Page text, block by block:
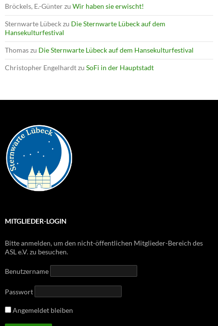
Bröckels, E.-Günterzu Wir haben sie erwischt!
Sternwarte Lübeckzu Die Sternwarte Lübeck auf dem
Hansekulturfestival
Thomaszu Die Sternwarte Lübeck auf dem Hansekulturfestival
Christopher Engelhardtzu SoFi in der Hauptstadt
MITGLIEDER-LOGIN
Bitte anmelden, um den nicht-öffentlichen Mitglieder-Bereich des
ASL e.V. zu besuchen.
Benutzername
Passwort
Angemeldet bleiben